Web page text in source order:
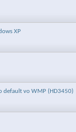
XP
default vo WMP (HD3450)